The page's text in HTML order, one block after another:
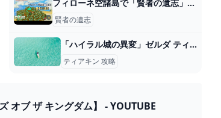
フィローネ空諸島で「賢者の遺志」を簡単にゲットする方法！ #ティアキン #ゼルダの伝説ティアーズオブザキングダム #ブロックゴーレム - YouTube
賢者の遺志
「ハイラル城の異変」ゼルダ ティアキン攻略「メインチャレンジ編」【ゼルダの伝説ティアーズオブザキングダム攻略】 GameGamingGames
ティアキン 攻略
オブ ザ キングダム】 - YOUTUBE